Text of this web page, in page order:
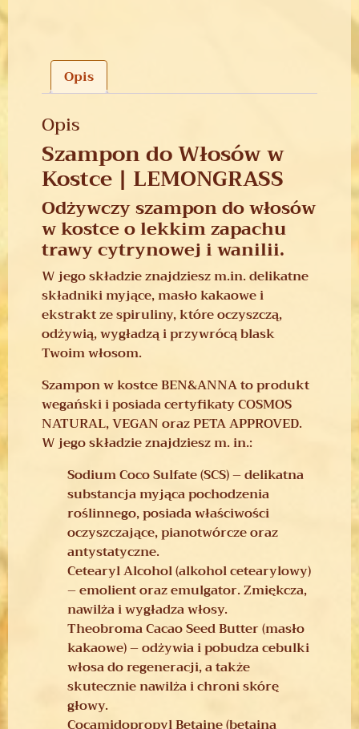
Opis
Opis
Szampon do Włosów w
Kostce | LEMONGRASS
Odżywczy szampon do włosów
w kostce o lekkim zapachu
trawy cytrynowej i wanilii.
W jego składzie znajdziesz m.in. delikatne
składniki myjące, masło kakaowe i
ekstrakt ze spiruliny, które oczyszczą,
odżywią, wygładzą i przywrócą blask
Twoim włosom.
Szampon w kostce BEN&ANNA to produkt
wegański i posiada certyfikaty COSMOS
NATURAL, VEGAN oraz PETA APPROVED.
W jego składzie znajdziesz m. in.:
Sodium Coco Sulfate (SCS) – delikatna
substancja myjąca pochodzenia
roślinnego, posiada właściwości
oczyszczające, pianotwórcze oraz
antystatyczne.
Cetearyl Alcohol (alkohol cetearylowy)
– emolient oraz emulgator. Zmiękcza,
nawilża i wygładza włosy.
Theobroma Cacao Seed Butter (masło
kakaowe) – odżywia i pobudza cebulki
włosa do regeneracji, a także
skutecznie nawilża i chroni skórę
głowy.